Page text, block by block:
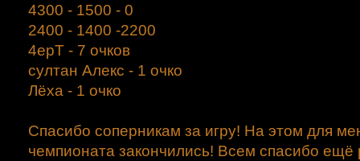
4300 - 1500 - 0
2400 - 1400 -2200
4ерТ - 7 очков
султан Алекс - 1 очко
Лёха - 1 очко
Спасибо соперникам за игру! На этом для
чемпионата закончились! Всем спасибо ещё